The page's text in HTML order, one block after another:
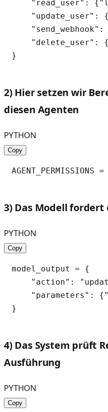
"read_user":
"update_user":
"send_webhook":
"delete_user":
2) Hier setzen wir
diesen Agenten
PYTHON
Copy
3) Das Modell fordert
PYTHON
Copy
model_output = {
"action":
"parameters":
4) Das System prüft
Ausführung
PYTHON
Copy